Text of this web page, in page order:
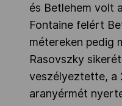
és Betlehem volt
Fontaine felért
métereken pedig
Rasovszky
veszélyeztette, a
aranyérmét